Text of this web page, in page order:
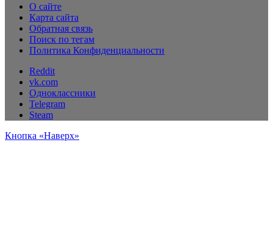
О сайте
Карта сайта
Обратная связь
Поиск по тегам
Политика Конфиденциальности
Reddit
vk.com
Одноклассники
Telegram
Steam
Кнопка «Наверх»